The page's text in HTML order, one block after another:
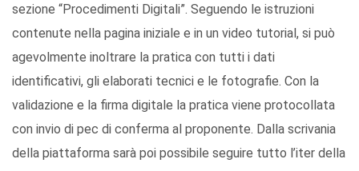
sezione “Procedimenti Digitali”. Seguendo le istruzioni
contenute nella pagina iniziale e in un video tutorial, si può
agevolmente inoltrare la pratica con tutti i dati
identificativi, gli elaborati tecnici e le fotografie. Con la
validazione e la firma digitale la pratica viene protocollata
con invio di pec di conferma al proponente. Dalla scrivania
della piattaforma sarà poi possibile seguire tutto l’iter della